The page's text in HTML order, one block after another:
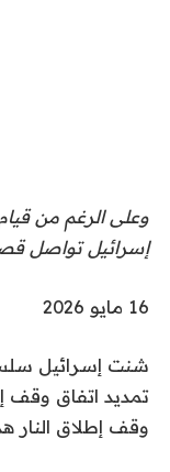
إسرائيل تواصل
نُ
ر
ت
ف
16 مايو 2026
شنت إسرائيل
وقف إطلاق النار